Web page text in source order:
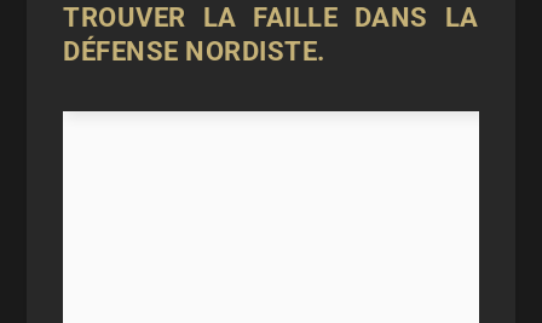
TROUVER LA FAILLE DANS LA
DÉFENSE NORDISTE.